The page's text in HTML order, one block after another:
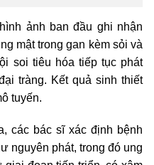
ảnh ban đầu ghi nhận
mật trong gan kèm sỏi và
soi tiêu hóa tiếp tục phát
tràng. Kết quả sinh thiết
tuyến.
các bác sĩ xác định bệnh
nguyên phát, trong đó ung